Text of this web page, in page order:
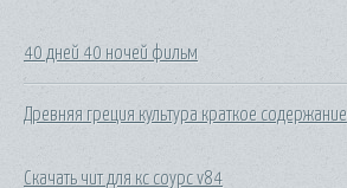
40 дней 40 ночей фильм
Древняя греция культура краткое содержание
Скачать чит для кс соурс v84